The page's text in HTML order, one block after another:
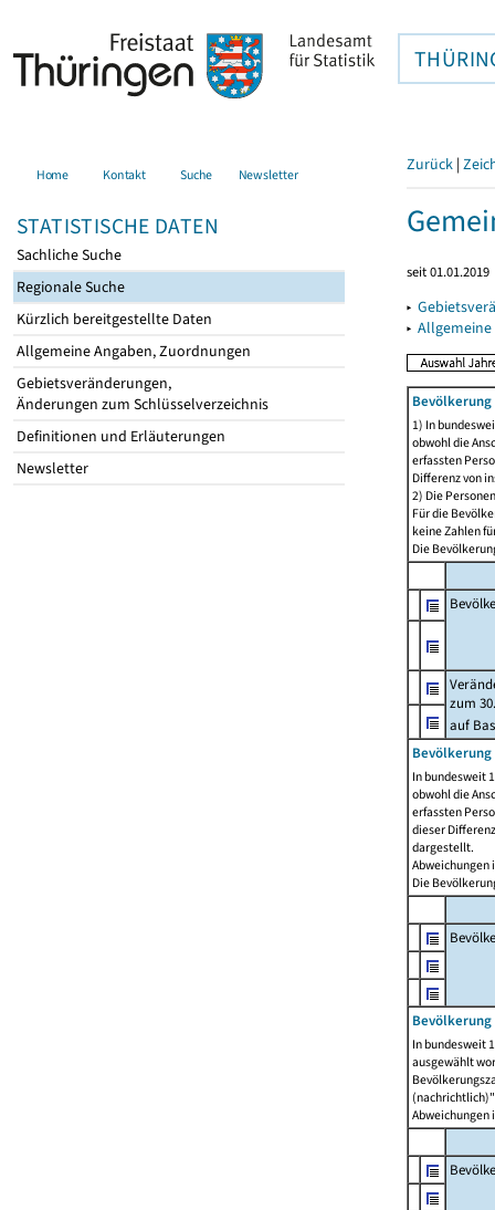
Home Kontakt Suche Newsletter
STATISTISCHE DATEN
Sachliche Suche
Regionale Suche
Kürzlich bereitgestellte Daten
Allgemeine Angaben, Zuordnungen
Gebietsveränderungen,
Änderungen zum Schlüsselverzeichnis
Definitionen und Erläuterungen
Newsletter
Zurück |
seit 01.01.2019
▸
▸
1) In
obwohl die
erfassten
Differenz von
2) Die
Für die
keine Zahlen
Die
zum
auf
Bevölkerung
In bundesweit
obwohl die
erfassten
dieser
dargestellt.
Abweichungen
Die
In bundesweit
ausgewählt
Abweichungen